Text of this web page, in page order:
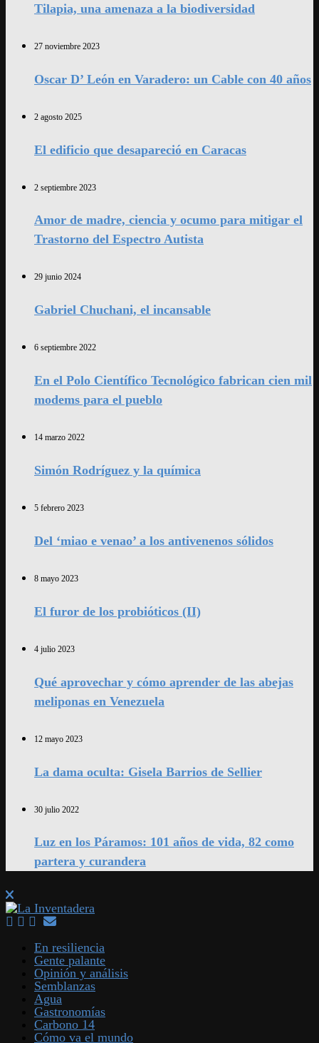
Tilapia, una amenaza a la biodiversidad
27 noviembre 2023
Oscar D’ León en Varadero: un Cable con 40 años
2 agosto 2025
El edificio que desapareció en Caracas
2 septiembre 2023
Amor de madre, ciencia y ocumo para mitigar el
Trastorno del Espectro Autista
29 junio 2024
Gabriel Chuchani, el incansable
6 septiembre 2022
En el Polo Científico Tecnológico fabrican cien mil
modems para el pueblo
14 marzo 2022
Simón Rodríguez y la química
5 febrero 2023
Del ‘miao e venao’ a los antivenenos sólidos
8 mayo 2023
El furor de los probióticos (II)
4 julio 2023
Qué aprovechar y cómo aprender de las abejas
meliponas en Venezuela
12 mayo 2023
La dama oculta: Gisela Barrios de Sellier
30 julio 2022
Luz en los Páramos: 101 años de vida, 82 como
partera y curandera
En resiliencia
Gente palante
Opinión y análisis
Semblanzas
Agua
Gastronomías
Carbono 14
Cómo va el mundo